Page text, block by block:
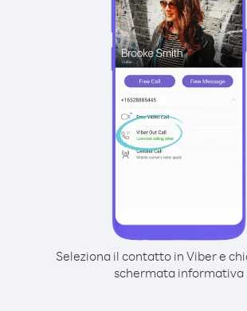
Seleziona il contatto in Viber e
schermata informativa